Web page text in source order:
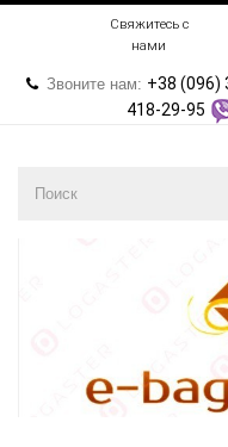
Свяжитесь с
нами
Звоните нам: +38 (096)
418-29-95